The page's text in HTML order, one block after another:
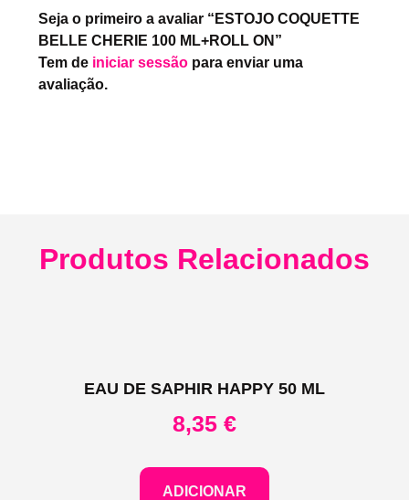
Seja o primeiro a avaliar “ESTOJO COQUETTE
BELLE CHERIE 100 ML+ROLL ON”
Tem de iniciar sessão para enviar uma
avaliação.
Produtos Relacionados
EAU DE SAPHIR HAPPY 50 ML
8,35 €
ADICIONAR